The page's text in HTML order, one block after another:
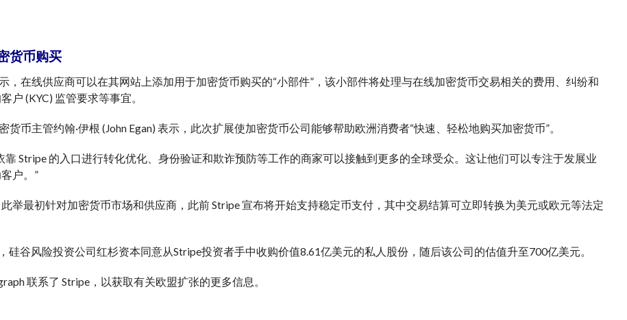
货币购买
，在线供应商可以在其网站上添加用于加密货币购买的“小部件”，该小部件将处理与在线加密货币交易相关的费用、纠纷和
户 (KYC) 监管要求等事宜。
货币主管约翰·伊根 (John Egan) 表示，此次扩展使加密货币公司能够帮助欧洲消费者“快速、轻松地购买加密货币”。
靠 Stripe 的入口进行转化优化、身份验证和欺诈预防等工作的商家可以接触到更多的全球受众。这让他们可以专注于发展业
户。”
举最初针对加密货币市场和供应商，此前 Stripe 宣布将开始支持稳定币支付，其中交易结算可立即转换为美元或欧元等法定
硅谷风险投资公司红杉资本同意从Stripe投资者手中收购价值8.61亿美元的私人股份，随后该公司的估值升至700亿美元。
联系了 Stripe，以获取有关欧盟扩张的更多信息。